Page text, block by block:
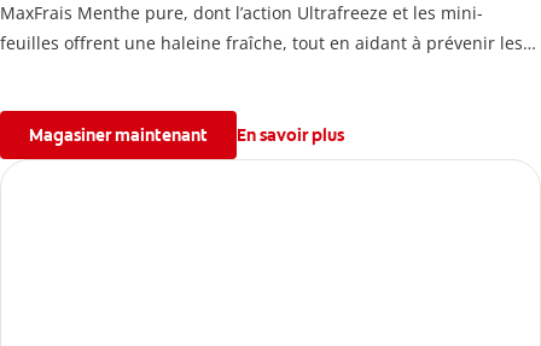
MaxFrais Menthe pure, dont l’action Ultrafreeze et les mini-
feuilles offrent une haleine fraîche, tout en aidant à prévenir les
Magasiner maintenant En savoir plus